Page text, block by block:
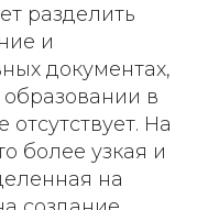
разделить
и
документах,
в
На
более узкая и
на